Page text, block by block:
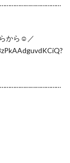
から☺︎／